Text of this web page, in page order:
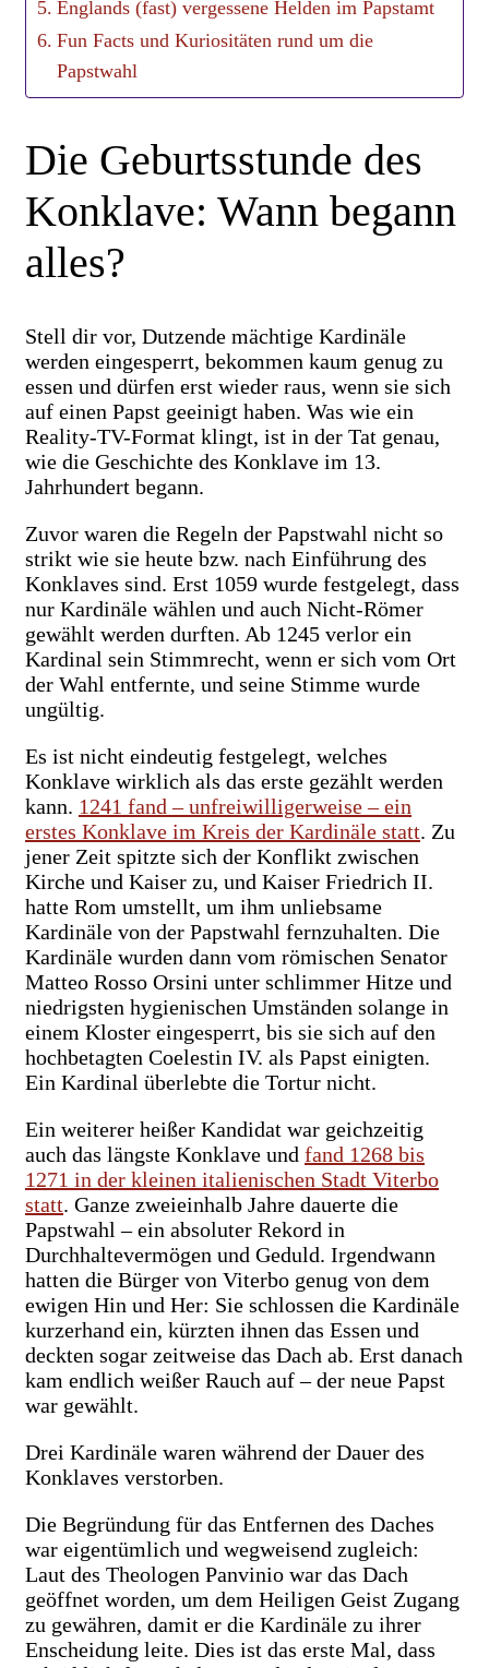
Englands (fast) vergessene Helden im Papstamt
Fun Facts und Kuriositäten rund um die
Papstwahl
Die Geburtsstunde des
Konklave: Wann begann
alles?
Stell dir vor, Dutzende mächtige Kardinäle
werden eingesperrt, bekommen kaum genug zu
essen und dürfen erst wieder raus, wenn sie sich
auf einen Papst geeinigt haben. Was wie ein
Reality-TV-Format klingt, ist in der Tat genau,
wie die Geschichte des Konklave im 13.
Jahrhundert begann.
Zuvor waren die Regeln der Papstwahl nicht so
strikt wie sie heute bzw. nach Einführung des
Konklaves sind. Erst 1059 wurde festgelegt, dass
nur Kardinäle wählen und auch Nicht-Römer
gewählt werden durften. Ab 1245 verlor ein
Kardinal sein Stimmrecht, wenn er sich vom Ort
der Wahl entfernte, und seine Stimme wurde
ungültig.
Es ist nicht eindeutig festgelegt, welches
Konklave wirklich als das erste gezählt werden
kann. 1241 fand – unfreiwilligerweise – ein
erstes Konklave im Kreis der Kardinäle statt. Zu
jener Zeit spitzte sich der Konflikt zwischen
Kirche und Kaiser zu, und Kaiser Friedrich II.
hatte Rom umstellt, um ihm unliebsame
Kardinäle von der Papstwahl fernzuhalten. Die
Kardinäle wurden dann vom römischen Senator
Matteo Rosso Orsini unter schlimmer Hitze und
niedrigsten hygienischen Umständen solange in
einem Kloster eingesperrt, bis sie sich auf den
hochbetagten Coelestin IV. als Papst einigten.
Ein Kardinal überlebte die Tortur nicht.
Ein weiterer heißer Kandidat war geichzeitig
auch das längste Konklave und fand 1268 bis
1271 in der kleinen italienischen Stadt Viterbo
statt. Ganze zweieinhalb Jahre dauerte die
Papstwahl – ein absoluter Rekord in
Durchhaltevermögen und Geduld. Irgendwann
hatten die Bürger von Viterbo genug von dem
ewigen Hin und Her: Sie schlossen die Kardinäle
kurzerhand ein, kürzten ihnen das Essen und
deckten sogar zeitweise das Dach ab. Erst danach
kam endlich weißer Rauch auf – der neue Papst
war gewählt.
Drei Kardinäle waren während der Dauer des
Konklaves verstorben.
Die Begründung für das Entfernen des Daches
war eigentümlich und wegweisend zugleich:
Laut des Theologen Panvinio war das Dach
geöffnet worden, um dem Heiligen Geist Zugang
zu gewähren, damit er die Kardinäle zu ihrer
Enscheidung leite. Dies ist das erste Mal, dass